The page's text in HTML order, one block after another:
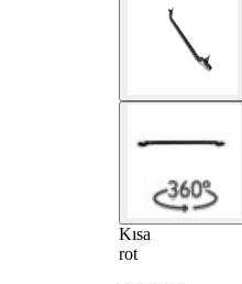
Kısa
rot